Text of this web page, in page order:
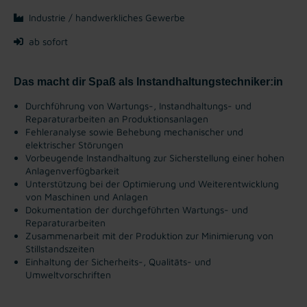
Industrie / handwerkliches Gewerbe
ab sofort
Das macht dir Spaß als Instandhaltungstechniker:in
Durchführung von Wartungs-, Instandhaltungs- und
Reparaturarbeiten an Produktionsanlagen
Fehleranalyse sowie Behebung mechanischer und
elektrischer Störungen
Vorbeugende Instandhaltung zur Sicherstellung einer hohen
Anlagenverfügbarkeit
Unterstützung bei der Optimierung und Weiterentwicklung
von Maschinen und Anlagen
Dokumentation der durchgeführten Wartungs- und
Reparaturarbeiten
Zusammenarbeit mit der Produktion zur Minimierung von
Stillstandszeiten
Einhaltung der Sicherheits-, Qualitäts- und
Umweltvorschriften